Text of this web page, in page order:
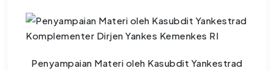
Penyampaian Materi oleh Kasubdit Yankestrad